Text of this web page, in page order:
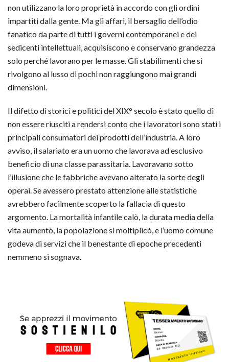
non utilizzano la loro proprietà in accordo con gli ordini
impartiti dalla gente. Ma gli affari, il bersaglio dell’odio
fanatico da parte di tutti i governi contemporanei e dei
sedicenti intellettuali, acquisiscono e conservano grandezza
solo perché lavorano per le masse. Gli stabilimenti che si
rivolgono al lusso di pochi non raggiungono mai grandi
dimensioni.
Il difetto di storici e politici del XIX° secolo è stato quello di
non essere riusciti a rendersi conto che i lavoratori sono stati i
principali consumatori dei prodotti dell’industria. A loro
avviso, il salariato era un uomo che lavorava ad esclusivo
beneficio di una classe parassitaria. Lavoravano sotto
l’illusione che le fabbriche avevano alterato la sorte degli
operai. Se avessero prestato attenzione alle statistiche
avrebbero facilmente scoperto la fallacia di questo
argomento. La mortalità infantile calò, la durata media della
vita aumentò, la popolazione si moltiplicò, e l’uomo comune
godeva di servizi che il benestante di epoche precedenti
nemmeno si sognava.